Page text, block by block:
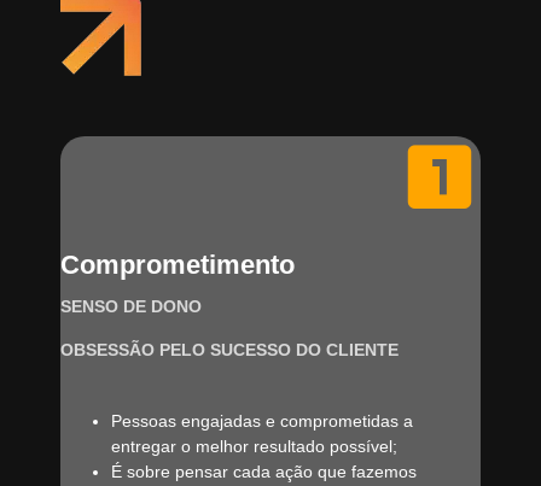
Comprometimento
SENSO DE DONO
OBSESSÃO PELO SUCESSO DO CLIENTE
Pessoas engajadas e comprometidas a
entregar o melhor resultado possível;
É sobre pensar cada ação que fazemos